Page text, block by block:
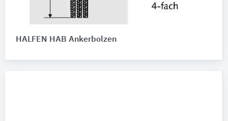
HALFEN HAB Ankerbolzen